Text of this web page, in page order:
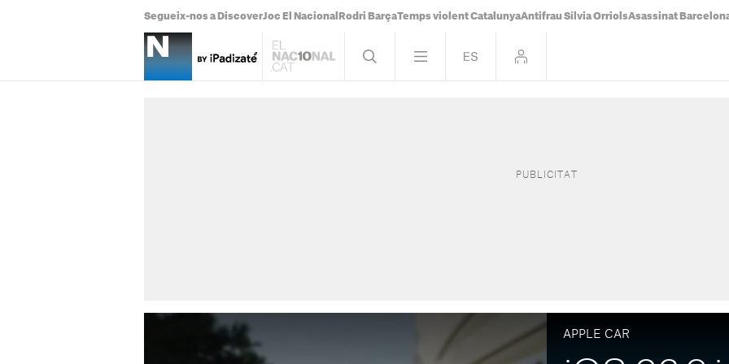
Segueix-nos a DiscoverJoc El Nacional Rodri BarçaTemps violent CatalunyaAntifrau Sílvia OrriolsAsassinat
APPLE CAR